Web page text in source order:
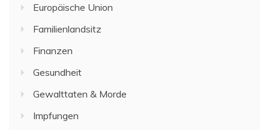
Europäische Union
Familienlandsitz
Finanzen
Gesundheit
Gewalttaten & Morde
Impfungen